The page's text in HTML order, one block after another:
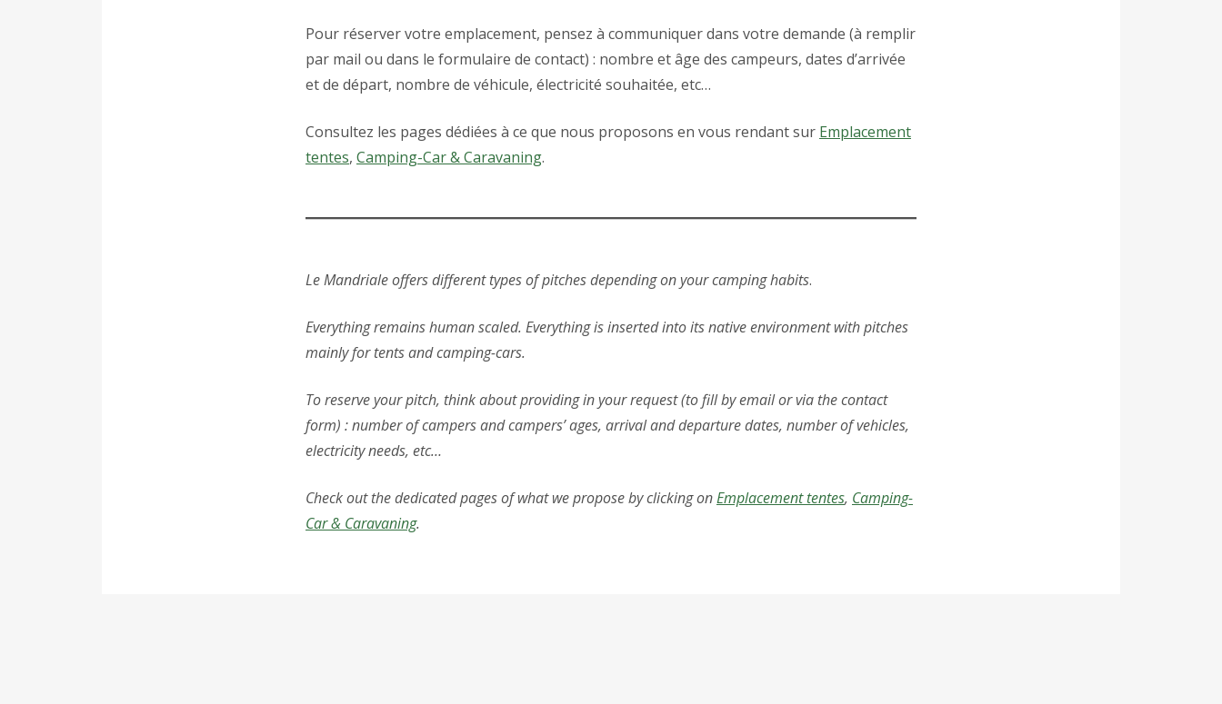
Pour réserver votre emplacement, pensez à communiquer dans votre demande (à remplir
par mail ou dans le formulaire de contact) : nombre et âge des campeurs, dates d’arrivée
et de départ, nombre de véhicule, électricité souhaitée, etc…
Consultez les pages dédiées à ce que nous proposons en vous rendant sur Emplacement
tentes, Camping-Car & Caravaning.
Le Mandriale offers different types of pitches depending on your camping habits.
Everything remains human scaled. Everything is inserted into its native environment with pitches
mainly for tents and camping-cars.
To reserve your pitch, think about providing in your request (to fill by email or via the contact
form) : number of campers and campers’ ages, arrival and departure dates, number of vehicles,
electricity needs, etc…
Check out the dedicated pages of what we propose by clicking onEmplacement tentes, Camping-
Car & Caravaning.